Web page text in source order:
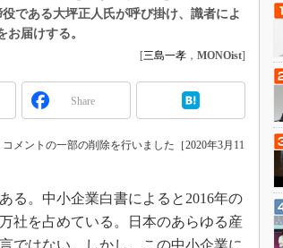
FRONTIER
組み込み画像技術
組み込みモデリング
ISO26262
無償設計ツール
デジタルツインとCAE
S＆OP
である大坪正人氏が呼び掛け、識者によ
届けする。
[三島一孝 ， MONOist]
Share
メントの一部の削除を行いました［2020年3月11
る。中小企業白書によると2016年の
社を占めている。日本のあらゆる産
ではない。しかし、この中小企業に